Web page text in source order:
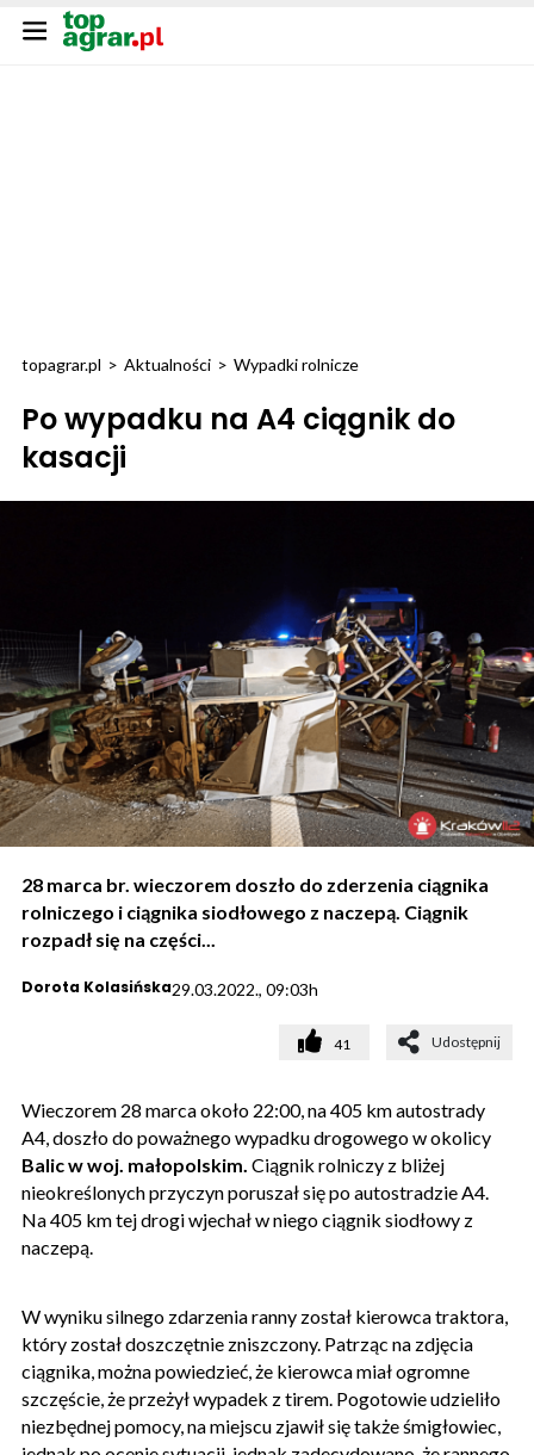
topagrar.pl > Aktualności > Wypadki rolnicze
Po wypadku na A4 ciągnik do
kasacji
28 marca br. wieczorem doszło do zderzenia ciągnika
rolniczego i ciągnika siodłowego z naczepą. Ciągnik
rozpadł się na części...
Dorota Kolasińska29.03.2022., 09:03h
41 Udostępnij
Wieczorem 28 marca około 22:00, na 405 km autostrady
A4, doszło do poważnego wypadku drogowego w okolicy
Balic w woj. małopolskim. Ciągnik rolniczy z bliżej
nieokreślonych przyczyn poruszał się po autostradzie A4.
Na 405 km tej drogi wjechał w niego ciągnik siodłowy z
naczepą.
W wyniku silnego zdarzenia ranny został kierowca traktora,
który został doszczętnie zniszczony. Patrząc na zdjęcia
ciągnika, można powiedzieć, że kierowca miał ogromne
szczęście, że przeżył wypadek z tirem. Pogotowie udzieliło
niezbędnej pomocy, na miejscu zjawił się także śmigłowiec,